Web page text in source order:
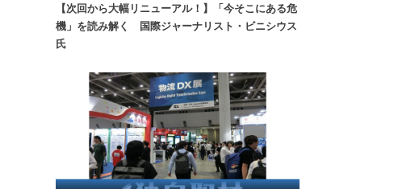
【次回から大幅リニューアル！】「今そこにある危
機」を読み解く 国際ジャーナリスト・ビニシウス
氏